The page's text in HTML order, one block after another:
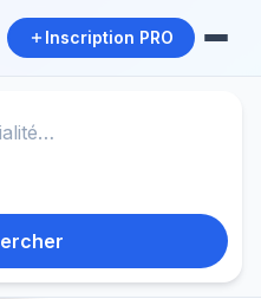
Inscription PRO
✓